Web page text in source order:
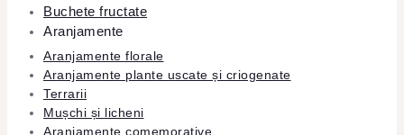
Buchete fructate
Aranjamente
Aranjamente florale
Aranjamente plante uscate și criogenate
Terrarii
Mușchi și licheni
Aranjamente comemorative